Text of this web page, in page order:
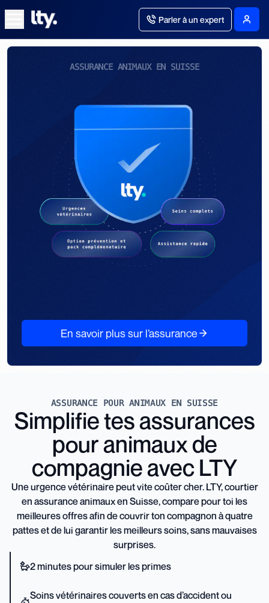
Parler à un expert
ASSURANCE ANIMAUX EN SUISSE
En savoir plus sur l’assurance
ASSURANCE POUR ANIMAUX EN SUISSE
Simplifie tes assurances
pour animaux de
compagnie avec LTY
Une urgence vétérinaire peut vite coûter cher. LTY, courtier
en assurance animaux en Suisse, compare pour toi les
meilleures offres afin de couvrir ton compagnon à quatre
pattes et de lui garantir les meilleurs soins, sans mauvaises
surprises.
2 minutes pour simuler les primes
Soins vétérinaires couverts en cas d’accident ou